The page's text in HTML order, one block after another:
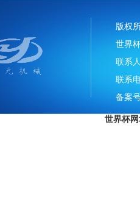
版权
世界
联系
联系
备案
世界杯